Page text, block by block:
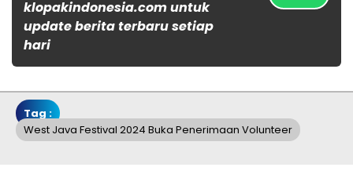
klopakindonesia.com untuk
update berita terbaru setiap
hari
Tag :
West Java Festival 2024 Buka Penerimaan Volunteer